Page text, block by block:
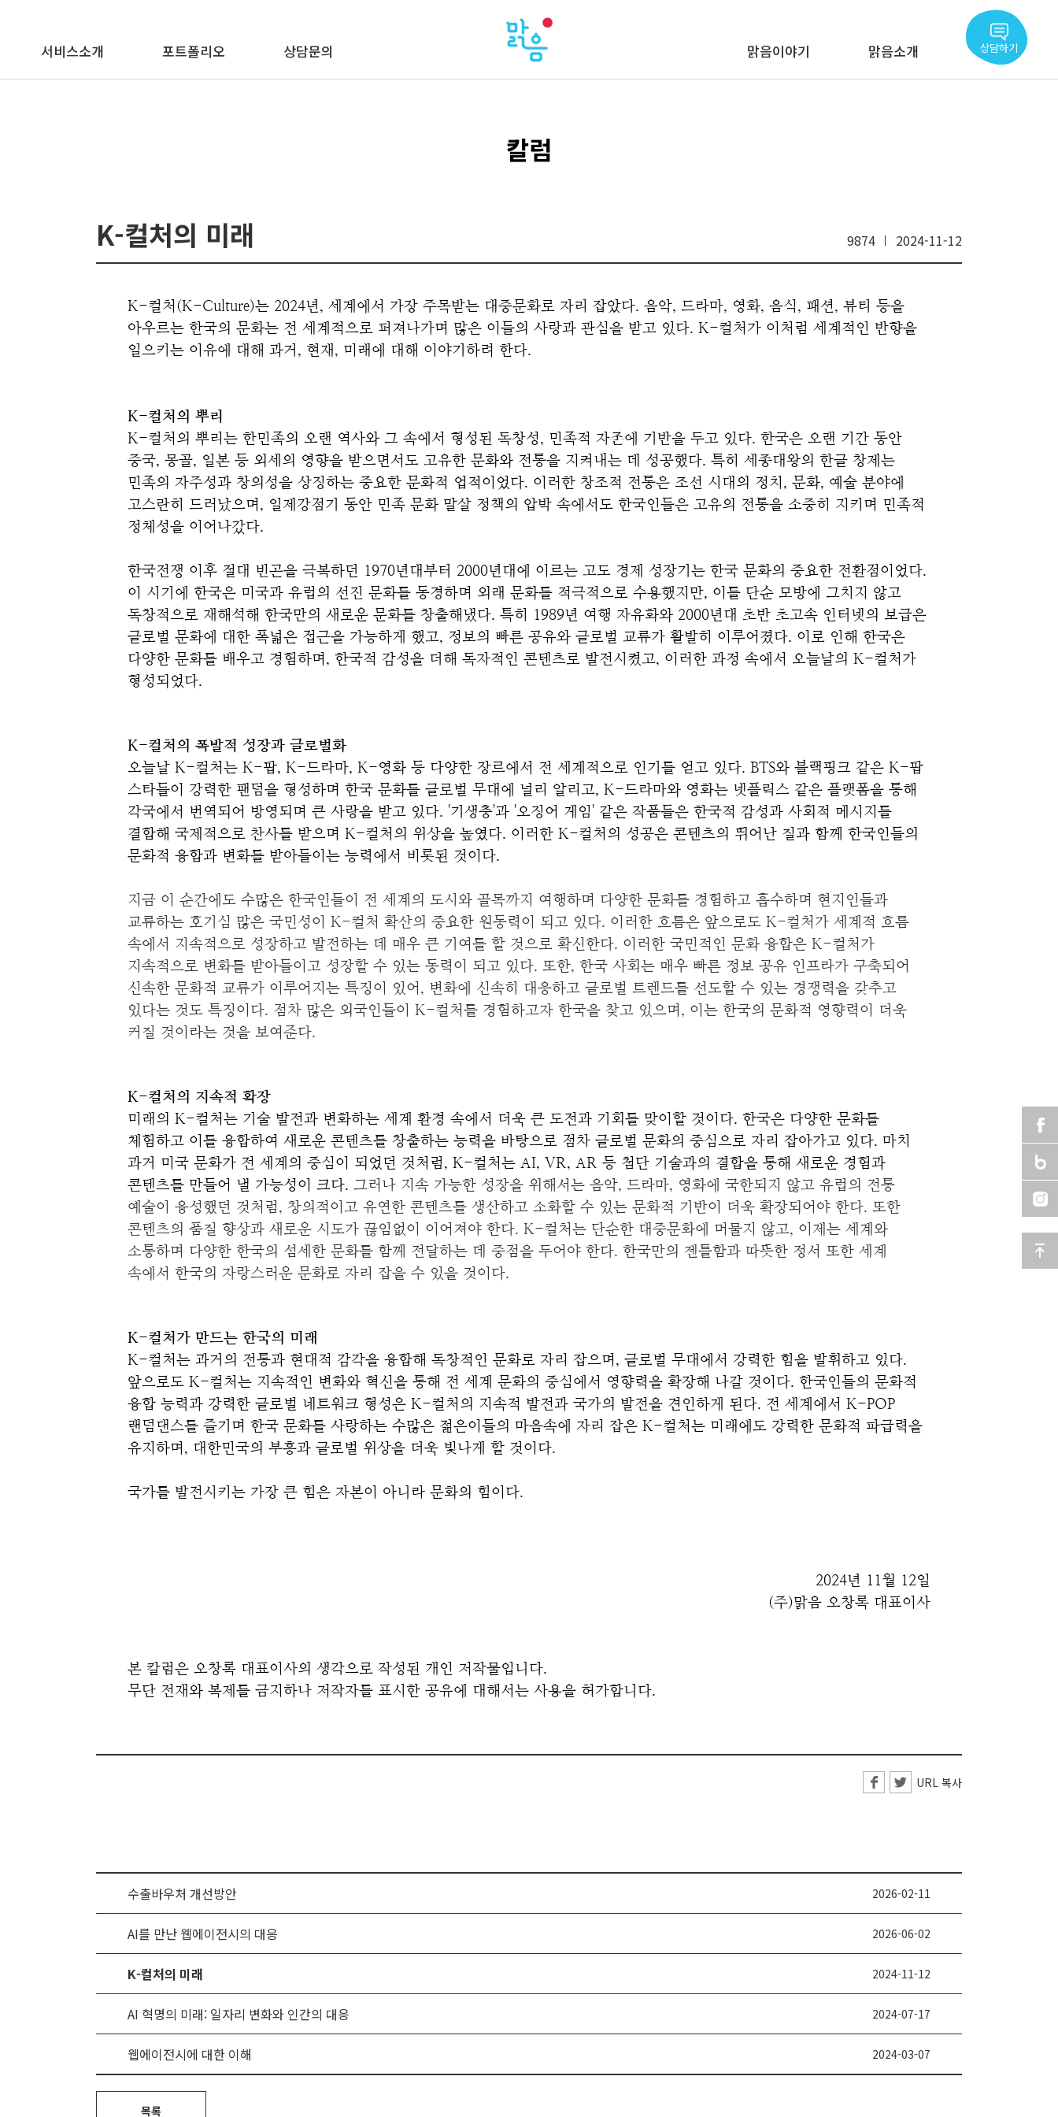
상담하기
서비스소개 포트폴리오 상담문의 맑음이야기 맑음소개
칼럼
K-컬처의 미래 9874 2024-11-12
K-컬처(K-Culture)는 2024년, 세계에서 가장 주목받는 대중문화로 자리 잡았다. 음악, 드라마, 영화, 음식, 패션, 뷰티 등을
아우르는 한국의 문화는 전 세계적으로 퍼져나가며 많은 이들의 사랑과 관심을 받고 있다. K-컬처가 이처럼 세계적인 반향을
일으키는 이유에 대해 과거, 현재, 미래에 대해 이야기하려 한다.
K-컬처의 뿌리
K-컬처의 뿌리는 한민족의 오랜 역사와 그 속에서 형성된 독창성, 민족적 자존에 기반을 두고 있다. 한국은 오랜 기간 동안
중국, 몽골, 일본 등 외세의 영향을 받으면서도 고유한 문화와 전통을 지켜내는 데 성공했다. 특히 세종대왕의 한글 창제는
민족의 자주성과 창의성을 상징하는 중요한 문화적 업적이었다. 이러한 창조적 전통은 조선 시대의 정치, 문화, 예술 분야에
고스란히 드러났으며, 일제강점기 동안 민족 문화 말살 정책의 압박 속에서도 한국인들은 고유의 전통을 소중히 지키며 민족적
정체성을 이어나갔다.
한국전쟁 이후 절대 빈곤을 극복하던 1970년대부터 2000년대에 이르는 고도 경제 성장기는 한국 문화의 중요한 전환점이었다.
이 시기에 한국은 미국과 유럽의 선진 문화를 동경하며 외래 문화를 적극적으로 수용했지만, 이를 단순 모방에 그치지 않고
독창적으로 재해석해 한국만의 새로운 문화를 창출해냈다. 특히 1989년 여행 자유화와 2000년대 초반 초고속 인터넷의 보급은
글로벌 문화에 대한 폭넓은 접근을 가능하게 했고, 정보의 빠른 공유와 글로벌 교류가 활발히 이루어졌다. 이로 인해 한국은
다양한 문화를 배우고 경험하며, 한국적 감성을 더해 독자적인 콘텐츠로 발전시켰고, 이러한 과정 속에서 오늘날의 K-컬처가
형성되었다.
K-컬처의 폭발적 성장과 글로벌화
오늘날 K-컬처는 K-팝, K-드라마, K-영화 등 다양한 장르에서 전 세계적으로 인기를 얻고 있다. BTS와 블랙핑크 같은 K-팝
스타들이 강력한 팬덤을 형성하며 한국 문화를 글로벌 무대에 널리 알리고, K-드라마와 영화는 넷플릭스 같은 플랫폼을 통해
각국에서 번역되어 방영되며 큰 사랑을 받고 있다. '기생충'과 '오징어 게임' 같은 작품들은 한국적 감성과 사회적 메시지를
결합해 국제적으로 찬사를 받으며 K-컬처의 위상을 높였다. 이러한 K-컬처의 성공은 콘텐츠의 뛰어난 질과 함께 한국인들의
문화적 융합과 변화를 받아들이는 능력에서 비롯된 것이다.
지금 이 순간에도 수많은 한국인들이 전 세계의 도시와 골목까지 여행하며 다양한 문화를 경험하고 흡수하며 현지인들과
교류하는 호기심 많은 국민성이 K-컬처 확산의 중요한 원동력이 되고 있다. 이러한 흐름은 앞으로도 K-컬처가 세계적 흐름
속에서 지속적으로 성장하고 발전하는 데 매우 큰 기여를 할 것으로 확신한다. 이러한 국민적인 문화 융합은 K-컬처가
지속적으로 변화를 받아들이고 성장할 수 있는 동력이 되고 있다. 또한, 한국 사회는 매우 빠른 정보 공유 인프라가 구축되어
신속한 문화적 교류가 이루어지는 특징이 있어, 변화에 신속히 대응하고 글로벌 트렌드를 선도할 수 있는 경쟁력을 갖추고
있다는 것도 특징이다. 점차 많은 외국인들이 K-컬처를 경험하고자 한국을 찾고 있으며, 이는 한국의 문화적 영향력이 더욱
커질 것이라는 것을 보여준다.
K-컬처의 지속적 확장
미래의 K-컬처는 기술 발전과 변화하는 세계 환경 속에서 더욱 큰 도전과 기회를 맞이할 것이다. 한국은 다양한 문화를
체험하고 이를 융합하여 새로운 콘텐츠를 창출하는 능력을 바탕으로 점차 글로벌 문화의 중심으로 자리 잡아가고 있다. 마치
과거 미국 문화가 전 세계의 중심이 되었던 것처럼, K-컬처는 AI, VR, AR 등 첨단 기술과의 결합을 통해 새로운 경험과
콘텐츠를 만들어 낼 가능성이 크다. 그러나 지속 가능한 성장을 위해서는 음악, 드라마, 영화에 국한되지 않고 유럽의 전통
예술이 융성했던 것처럼, 창의적이고 유연한 콘텐츠를 생산하고 소화할 수 있는 문화적 기반이 더욱 확장되어야 한다. 또한
콘텐츠의 품질 향상과 새로운 시도가 끊임없이 이어져야 한다. K-컬처는 단순한 대중문화에 머물지 않고, 이제는 세계와
소통하며 다양한 한국의 섬세한 문화를 함께 전달하는 데 중점을 두어야 한다. 한국만의 젠틀함과 따뜻한 정서 또한 세계
속에서 한국의 자랑스러운 문화로 자리 잡을 수 있을 것이다.
K-컬처가 만드는 한국의 미래
K-컬처는 과거의 전통과 현대적 감각을 융합해 독창적인 문화로 자리 잡으며, 글로벌 무대에서 강력한 힘을 발휘하고 있다.
앞으로도 K-컬처는 지속적인 변화와 혁신을 통해 전 세계 문화의 중심에서 영향력을 확장해 나갈 것이다. 한국인들의 문화적
융합 능력과 강력한 글로벌 네트워크 형성은 K-컬처의 지속적 발전과 국가의 발전을 견인하게 된다. 전 세계에서 K-POP
랜덤댄스를 즐기며 한국 문화를 사랑하는 수많은 젊은이들의 마음속에 자리 잡은 K-컬처는 미래에도 강력한 문화적 파급력을
유지하며, 대한민국의 부흥과 글로벌 위상을 더욱 빛나게 할 것이다.
국가를 발전시키는 가장 큰 힘은 자본이 아니라 문화의 힘이다.
2024년 11월 12일
(주)맑음 오창록 대표이사
본 칼럼은 오창록 대표이사의 생각으로 작성된 개인 저작물입니다.
무단 전재와 복제를 금지하나 저작자를 표시한 공유에 대해서는 사용을 허가합니다.
URL 복사
수출바우처 개선방안 2026-02-11
AI를 만난 웹에이전시의 대응 2026-06-02
K-컬처의 미래 2024-11-12
AI 혁명의 미래: 일자리 변화와 인간의 대응 2024-07-17
웹에이전시에 대한 이해 2024-03-07
목록